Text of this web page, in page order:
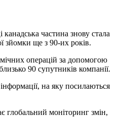
частина знову стала
зйомки ще з 90-их років.
операцій за допомогою
90 супутників компанії.
на яку посилаються
глобальний моніторинг змін,